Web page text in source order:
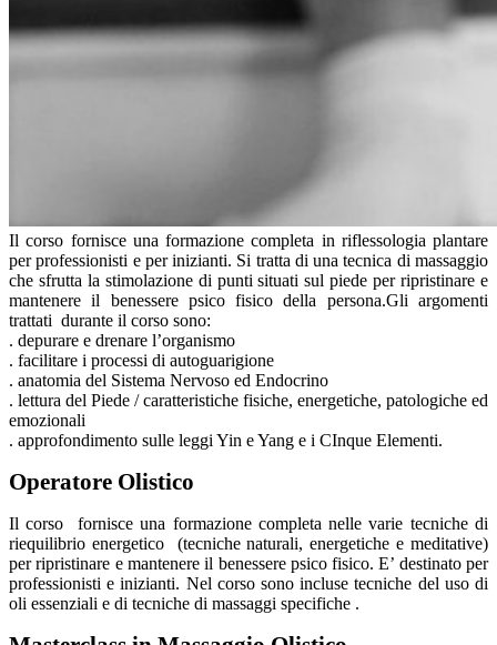
Il corso fornisce una formazione completa in riflessologia plantare
per professionisti e per inizianti. Si tratta di una tecnica di massaggio
che sfrutta la stimolazione di punti situati sul piede per ripristinare e
mantenere il benessere psico fisico della persona.Gli argomenti
trattati durante il corso sono:
. depurare e drenare l’organismo
. facilitare i processi di autoguarigione
. anatomia del Sistema Nervoso ed Endocrino
. lettura del Piede / caratteristiche fisiche, energetiche, patologiche ed
emozionali
. approfondimento sulle leggi Yin e Yang e i CInque Elementi.
Operatore Olistico
Il corso fornisce una formazione completa nelle varie tecniche di
riequilibrio energetico (tecniche naturali, energetiche e meditative)
per ripristinare e mantenere il benessere psico fisico. E’ destinato per
professionisti e inizianti. Nel corso sono incluse tecniche del uso di
oli essenziali e di tecniche di massaggi specifiche .